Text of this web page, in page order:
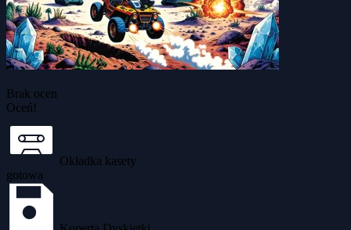
Brak ocen
Oceń!
Okładka kasety
gotowa